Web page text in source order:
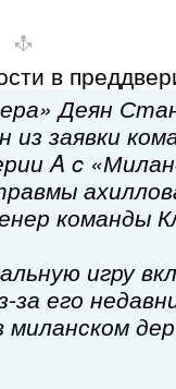
в
Деян
заявки
A c
команды
игру
его